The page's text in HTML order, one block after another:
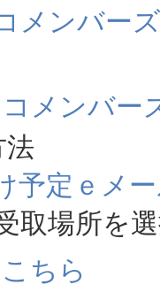
メンバーズ
メンバー
予定ｅメ
取場所を
ちら